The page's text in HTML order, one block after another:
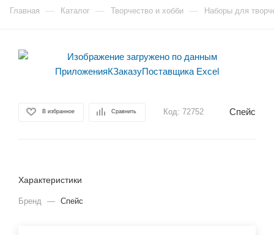
Главная — Каталог — Творчество и хобби — Наборы для
В избранное Сравнить Код: 72752 Спейс
Характеристики
Бренд — Спейс